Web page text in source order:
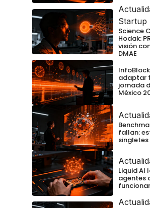
Startup
Science
Hodak:
visión
DMAE
adaptar
jornada
México
fallan:
Liquid AI
agentes